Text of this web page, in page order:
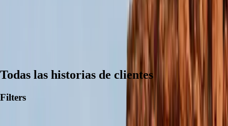
Todas las historias de clientes
Filters